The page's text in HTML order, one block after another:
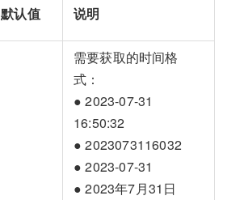
默认值 说明
需要获取的时间格
式：
● 2023-07-31
16:50:32
● 2023073116032
● 2023-07-31
● 2023年7月31日